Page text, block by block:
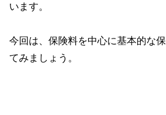
います。
今回は、保険料を中心に基本的な
てみましょう。